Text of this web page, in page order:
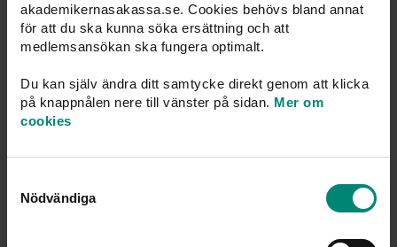
akademikernasakassa.se. Cookies behövs bland annat
för att du ska kunna söka ersättning och att
medlemsansökan ska fungera optimalt.
Du kan själv ändra ditt samtycke direkt genom att klicka
på knappnålen nere till vänster på sidan. Mer om
cookies
Nödvändiga
Sida
Ersättning och utbetalning
mycket du kan få och vad som gäller för karens,
utbetalningar,inkomstförsäkringoch ny